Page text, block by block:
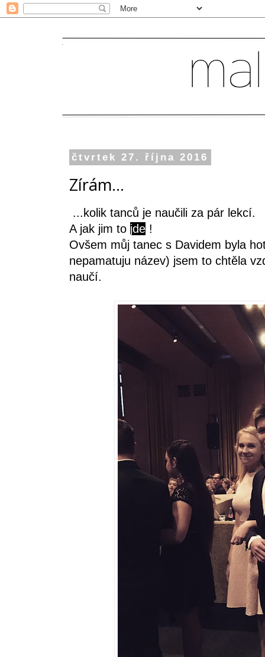
čtvrtek 27. října 2016
Zírám...
...kolik tanců je naučili za pár lekcí.
A jak jim to jde !
Ovšem můj tanec s Davidem byla
nepamatuju název) jsem to chtěla
naučí.